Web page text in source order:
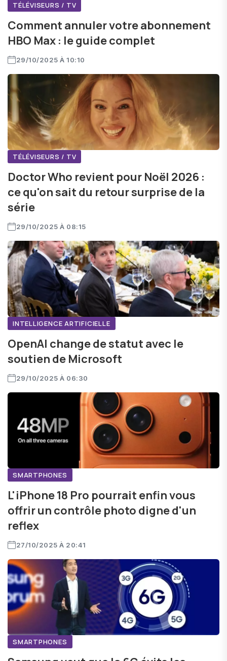
TÉLÉVISEURS / TV
Comment annuler votre abonnement
HBO Max : le guide complet
29/10/2025 À 10:10
TÉLÉVISEURS / TV
Doctor Who revient pour Noël 2026 :
ce qu'on sait du retour surprise de la
série
29/10/2025 À 08:15
INTELLIGENCE ARTIFICIELLE
OpenAI change de statut avec le
soutien de Microsoft
29/10/2025 À 06:30
SMARTPHONES
L'iPhone 18 Pro pourrait enfin vous
offrir un contrôle photo digne d'un
reflex
27/10/2025 À 20:41
SMARTPHONES